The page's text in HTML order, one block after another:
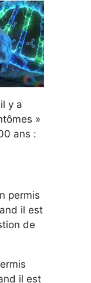
y a
»
ans :
il est